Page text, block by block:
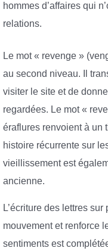
hommes d’affaires qui
relations.
Le mot « revenge »
au second niveau. Il
visiter le site et de
regardées. Le mot «
éraflures renvoient à un
histoire récurrente sur
vieillissement est
ancienne.
L’écriture des lettres
mouvement et renforce
sentiments est